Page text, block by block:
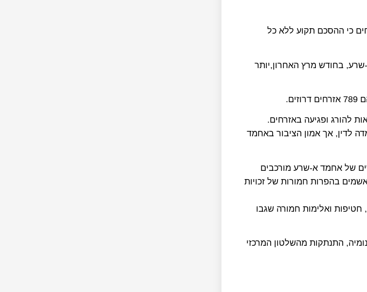
כי ההסכם תקוע ללא כל
בחודש מרץ האחרון,יותר
להורג ופגיעה באזרחים.
לדין, אך אמון הציבור באחמד
של אחמד א-שרע מורכבים
בהפרות חמורות של זכויות
ואלימות חמורה שגבו
התנתקות מהשלטון המרכזי